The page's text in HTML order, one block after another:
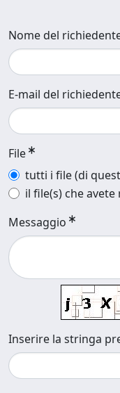
Nome del
E-mail del
File
tutti i file (di
il file(s) che
Messaggio
Inserire la stringa